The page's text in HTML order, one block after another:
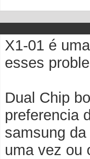
X1-01 é
esses
Dual Chip
preferencia
samsung
uma vez ou